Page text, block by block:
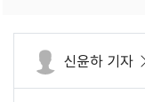
신윤하 기자